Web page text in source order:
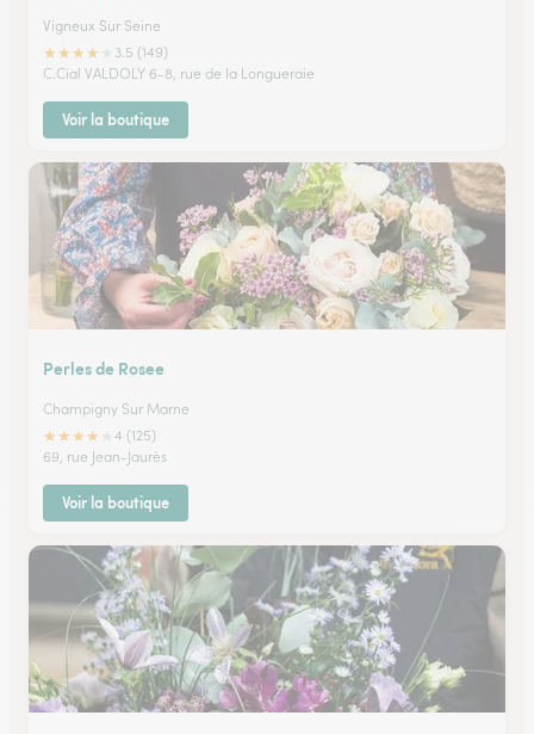
Vigneux Sur Seine
★★★★
3.5 (149)
C.Cial VALDOLY 6-8, rue de la Longueraie
Voir la boutique
Perles de Rosee
Champigny Sur Marne
★★★★
4 (125)
69, rue Jean-Jaurès
Voir la boutique